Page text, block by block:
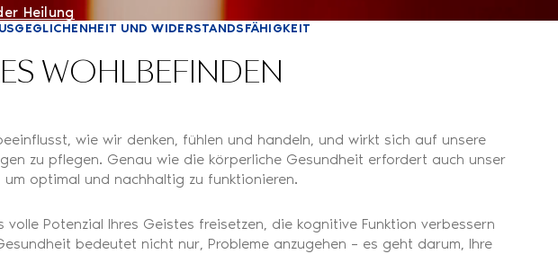
Heilung
UND WIDERSTANDSFÄHIGKEIT
WOHLBEFINDEN
wie wir denken, fühlen und handeln, und wirkt sich auf unsere
zu pflegen. Genau wie die körperliche Gesundheit erfordert auch unser
optimal und nachhaltig zu funktionieren.
Potenzial Ihres Geistes freisetzen, die kognitive Funktion verbessern
bedeutet nicht nur, Probleme anzugehen – es geht darum, Ihre